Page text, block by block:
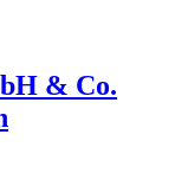
& Co.